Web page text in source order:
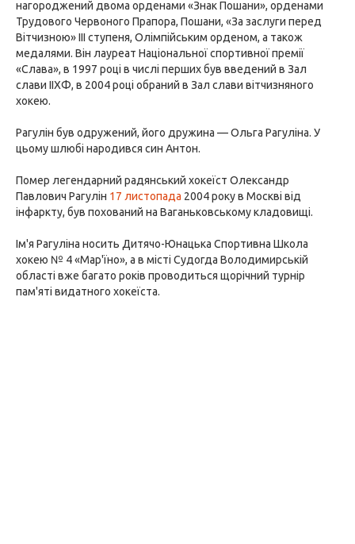
нагороджений двома орденами «Знак Пошани», орденами
Трудового Червоного Прапора, Пошани, «За заслуги перед
Вітчизною» III ступеня, Олімпійським орденом, а також
медалями. Він лауреат Національної спортивної премії
«Слава», в 1997 році в числі перших був введений в Зал
слави ІІХФ, в 2004 році обраний в Зал слави вітчизняного
хокею.
Рагулін був одружений, його дружина — Ольга Рагуліна. У
цьому шлюбі народився син Антон.
Помер легендарний радянський хокеїст Олександр
Павлович Рагулін 17 листопада 2004 року в Москві від
інфаркту, був похований на Ваганьковському кладовищі.
Ім'я Рагуліна носить Дитячо-Юнацька Спортивна Школа
хокею № 4 «Мар'їно», а в місті Судогда Володимирській
області вже багато років проводиться щорічний турнір
пам'яті видатного хокеїста.